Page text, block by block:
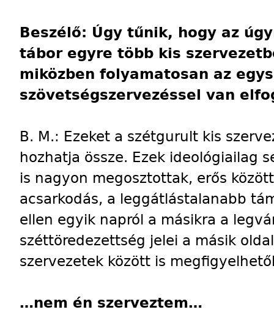
Beszélő: Úgy tűnik, hogy az
tábor egyre több kis
miközben folyamatosan az
szövetségszervezéssel van
B. M.: Ezeket a szétgurult kis
hozhatja össze. Ezek ideológiailag
is nagyon megosztottak, erős
acsarkodás, a leggátlástalanabb
ellen egyik napról a másikra a
széttöredezettség jelei a másik
szervezetek között is
…nem én szerveztem…